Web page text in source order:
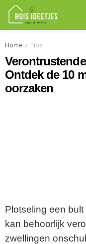
Home Tips
Ontdek de 10
oorzaken
Plotseling een
kan behoorlijk
zwellingen